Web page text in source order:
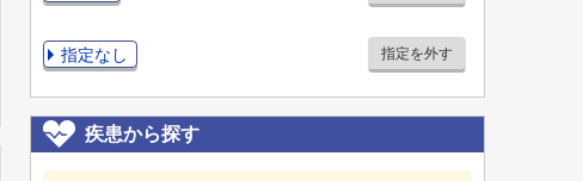
指定なし 指定を外す
疾患から探す